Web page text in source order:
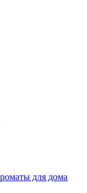
для дома